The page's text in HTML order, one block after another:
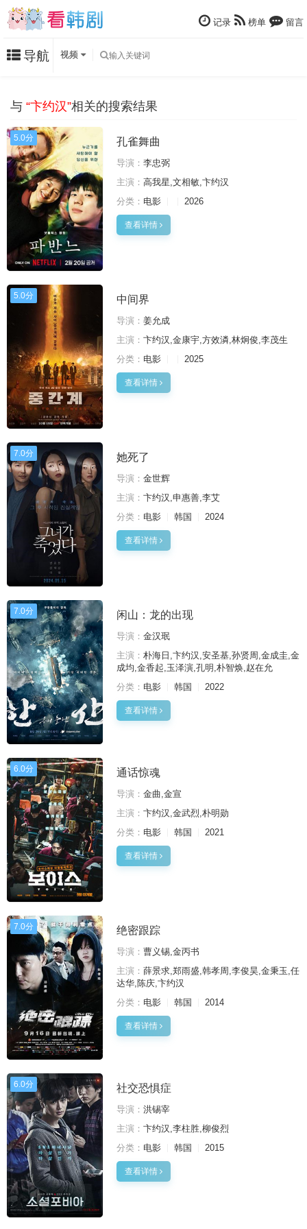
记录 榜单 留言
导航 视频
与 “卞约汉”相关的搜索结果
5.0分 孔雀舞曲
导演： 李忠弼
主演： 高我星,文相敏,卞约汉
分类： 电影 2026
查看详情
5.0分 中间界
导演： 姜允成
主演： 卞约汉,金康宇,方效潾,林炯俊,李茂生
分类： 电影 2025
查看详情
7.0分 她死了
导演： 金世辉
主演： 卞约汉,申惠善,李艾
分类： 电影 韩国 2024
查看详情
7.0分 闲山：龙的出现
导演： 金汉珉
主演： 朴海日,卞约汉,安圣基,孙贤周,金成圭,金
成均,金香起,玉泽演,孔明,朴智焕,赵在允
分类： 电影 韩国 2022
查看详情
6.0分 通话惊魂
导演： 金曲,金宣
主演： 卞约汉,金武烈,朴明勋
分类： 电影 韩国 2021
查看详情
7.0分 绝密跟踪
导演： 曹义锡‍,金丙书
主演： 薛景求,郑雨盛,韩孝周,李俊昊,金秉玉,任
达华,陈庆,卞约汉
分类： 电影 韩国 2014
查看详情
6.0分 社交恐惧症
导演： 洪锡宰
主演： 卞约汉,李柱胜,柳俊烈
分类： 电影 韩国 2015
查看详情